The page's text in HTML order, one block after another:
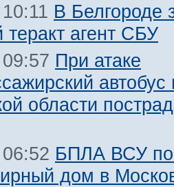
В Белгороде
теракт агент СБУ
При атаке
автобус
области
БПЛА ВСУ
дом в